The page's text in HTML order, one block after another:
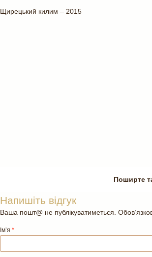
Щирецький килим – 2015
Поширте
Напишіть відгук
Ваша пошт@ не публікуватиметься.
Ім’я *